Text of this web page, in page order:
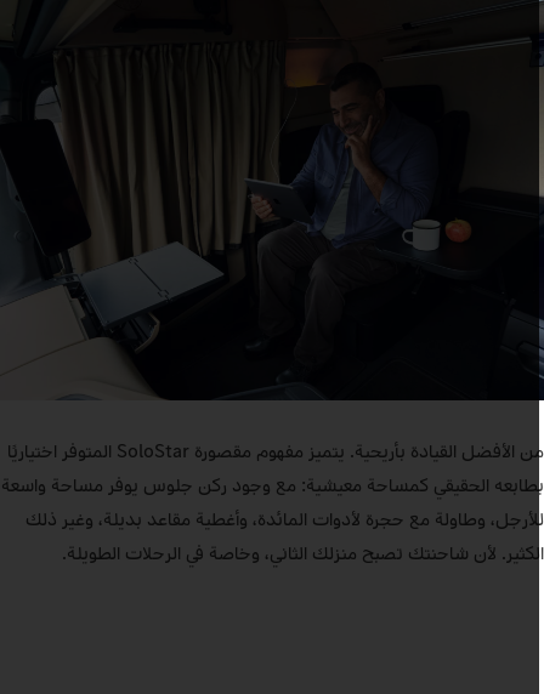
من الأفضل القيادة بأريحية. يتميز مفهوم مقصورة SoloStar المتوفر اختياريًا
الحقيقي كمساحة معيشية: مع وجود ركن جلوس يوفر مساحة واسعة
وطاولة مع حجرة لأدوات المائدة، وأغطية مقاعد بديلة، وغير ذلك
لأن شاحنتك تصبح منزلك الثاني، وخاصة في الرحلات الطويلة.